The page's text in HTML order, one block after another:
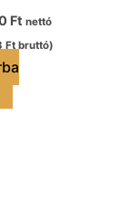
Ft nettó
Ft bruttó)